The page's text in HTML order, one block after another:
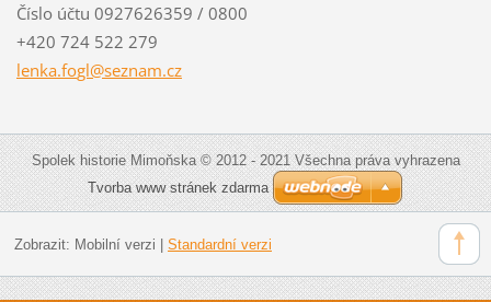
Číslo účtu 0927626359 / 0800
+420 724 522 279
lenka.fogl@seznam.cz
Spolek historie Mimoňska © 2012 - 2021 Všechna práva vyhrazena
Tvorba www stránek zdarma
Zobrazit: Mobilní verzi Standardní verzi